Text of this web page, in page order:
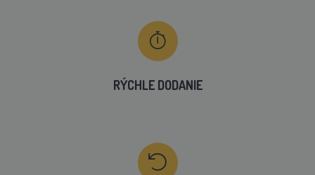
RÝCHLE DODANIE